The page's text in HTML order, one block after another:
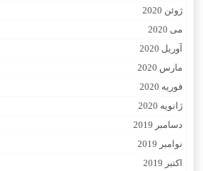
ژوئن 2020
می 2020
آوریل 2020
مارس 2020
فوریه 2020
ژانویه 2020
دسامبر 2019
نوامبر 2019
اکتبر 2019